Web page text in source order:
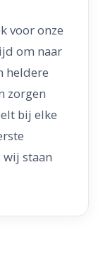
voor onze
om naar
heldere
zorgen
bij elke
staan